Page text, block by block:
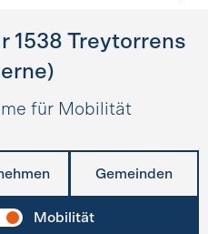
1538 Treytorrens
für Mobilität
Gemeinden
Mobilität